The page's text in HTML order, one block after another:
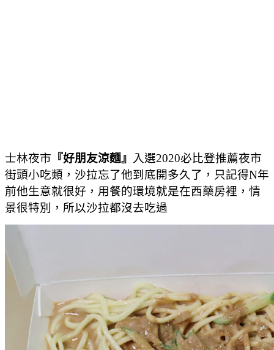
士林夜市 『好朋友涼麵』
入選2020必比登推薦夜市
街頭小吃類，沙拉忘了他到底開多久了，只記得N年
前他生意就很好，用餐的環境就是在西藥房裡，情
景很特別，所以沙拉都沒去吃過